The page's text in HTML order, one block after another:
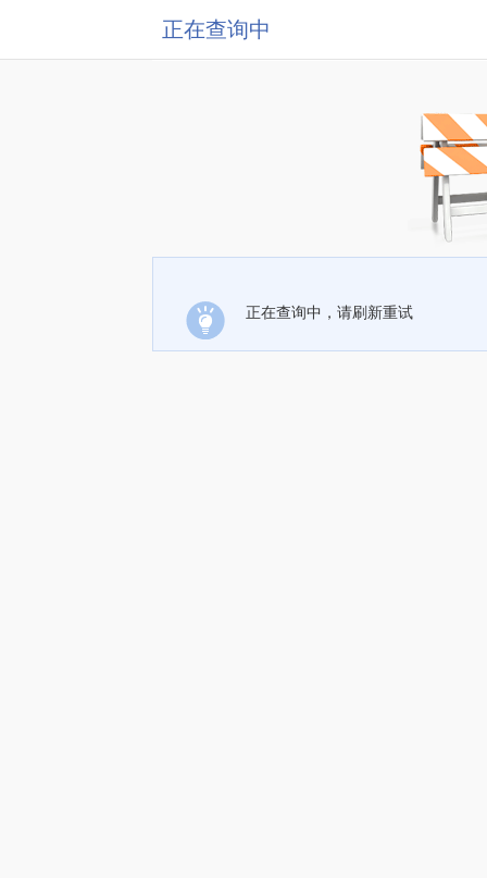
正在查询中
正在查询中，请刷新重试